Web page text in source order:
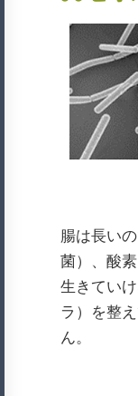
腸は長い
菌）、酸
生きてい
ラ）を整
ん。